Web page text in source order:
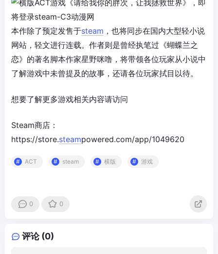
本作除了预定发售于steam ，也将同步在国内大型轻小说
网站，轻文进行连载。作者则是曾经执笔过《蝴蝶兰之
恋》的著名脚本作家星野咪噜，将带领各位玩家从小说中
了解游戏中未曾提及的故事，还请各位玩家拭目以待。
想要了解更多游戏相关内容请访问
Steam商店：
https://store.steampowered.com/app/1049620
ACT steam 横版 游戏
0 0
评论 (0)